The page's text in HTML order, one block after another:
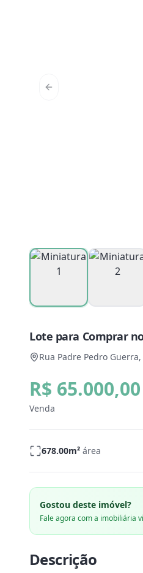
Previous slide
Lote para Comprar
Rua Padre Pedro
R$ 65.000,00
Venda
678.00m² área
Gostou deste imóvel?
Fale agora com a imobiliária
Descrição